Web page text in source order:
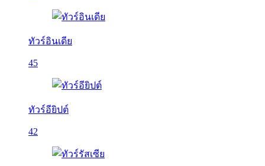
ทัวร์อินเดีย
45
ทัวร์อียิปต์
42